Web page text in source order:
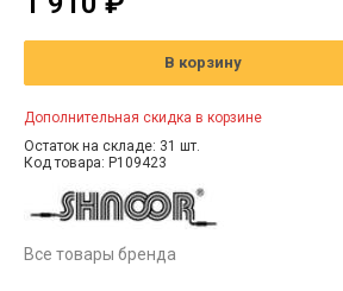
В корзину
Дополнительная скидка в корзине
Остаток на складе: 31 шт.
Код товара: P109423
Все товары бренда